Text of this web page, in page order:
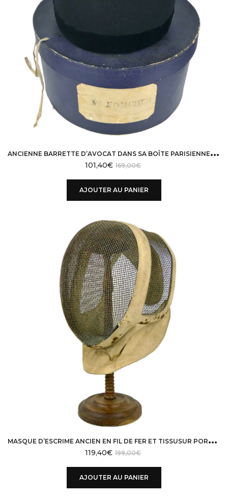
A
NCIENNE BARRETTE D’AVOCAT DANS SA BOÎTE PARISIENNE D’ORIGINE CHAPEAU DÉBUT XXᵉ
169,00€
101,40€
AJOUTER AU PANIER
M
ASQUE D’ESCRIME ANCIEN EN FIL DE FER ET TISSUSUR PORTE-CHAPEAU
199,00€
119,40€
AJOUTER AU PANIER